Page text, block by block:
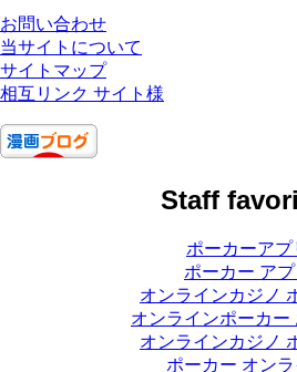
お問い合わせ
当サイトについて
サイトマップ
相互リンク サイト様
Staff
ポーカーアプ
ポーカー アプ
オンラインカジノ
オンラインポーカー
オンラインカジノ
ポーカー オン